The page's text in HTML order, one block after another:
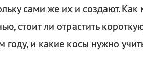
сами же их и создают.
стоит ли отрастить
году, и какие косы нужно